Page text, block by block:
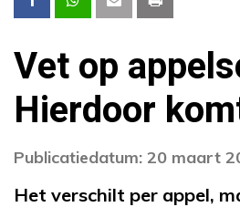
Vet op
Hierdoor
Publicatiedatum: 20 maart
Het verschilt per appel,